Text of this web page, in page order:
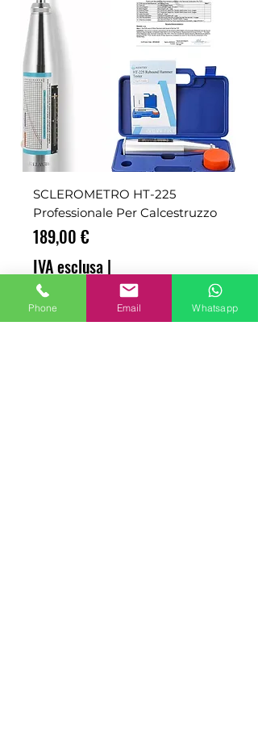
SCLEROMETRO HT-225
Professionale Per Calcestruzzo
Prezzo
189,00 €
IVA esclusa |
spedizione esclusa
ADD TO CART
Phone Email Whatsapp